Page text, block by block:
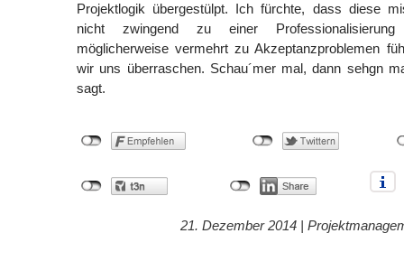
Projektlogik übergestülpt. Ich fürchte, dass diese
nicht zwingend zu einer Professionalisierung
möglicherweise vermehrt zu Akzeptanzproblemen
wir uns überraschen. Schau´mer mal, dann sehgn
sagt.
21. Dezember 2014 |